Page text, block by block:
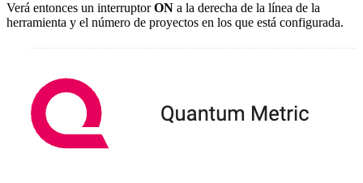
Verá entonces un interruptorON a la derecha de la línea de la
herramienta y el número de proyectos en los que está configurada.